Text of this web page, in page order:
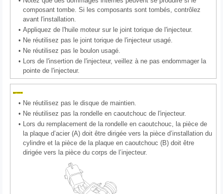
composant tombe. Si les composants sont tombés, contrôlez
avant l'installation.
• Appliquez de l'huile moteur sur le joint torique de l'injecteur.
• Ne réutilisez pas le joint torique de l'injecteur usagé.
• Ne réutilisez pas le boulon usagé.
• Lors de l'insertion de l'injecteur, veillez à ne pas endommager la
pointe de l'injecteur.
• Ne réutilisez pas le disque de maintien.
• Ne réutilisez pas la rondelle en caoutchouc de l'injecteur.
• Lors du remplacement de la rondelle en caoutchouc, la pièce de
la plaque d’acier (A) doit être dirigée vers la pièce d’installation du
cylindre et la pièce de la plaque en caoutchouc (B) doit être
dirigée vers la pièce du corps de l’injecteur.